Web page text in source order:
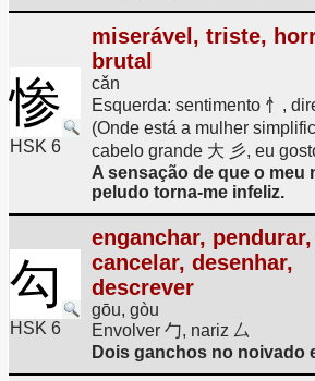
惨
HSK 6
miserável, triste,
brutal
cǎn
Esquerda: sentimento 忄,
(Onde está a mulher
cabelo grande 大 彡, eu
A sensação de que o meu
peludo torna-me infeliz.
勾
HSK 6
enganchar, pendurar,
cancelar, desenhar,
descrever
gōu, gòu
Envolver 勹, nariz 厶
Dois ganchos no noivado